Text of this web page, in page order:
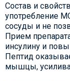
Состав и
употребление
сосуды и не
Прием
инсулину и
Пептид
мышцы,